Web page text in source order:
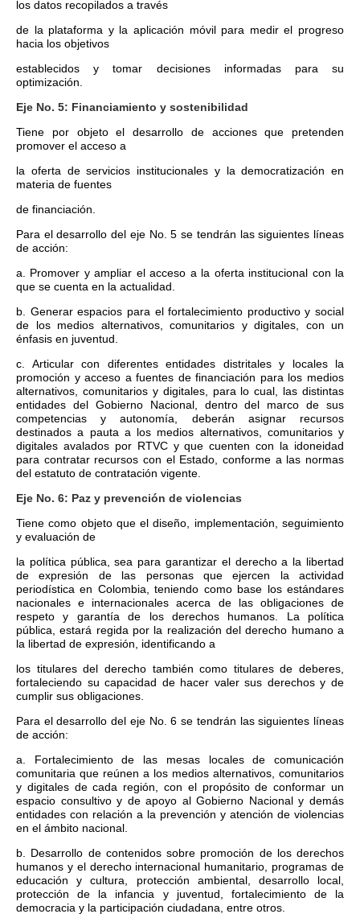
los datos recopilados a través
de la plataforma y la aplicación móvil para medir el progreso
hacia los objetivos
establecidos y tomar decisiones informadas para su
optimización.
Eje No. 5: Financiamiento y sostenibilidad
Tiene por objeto el desarrollo de acciones que pretenden
promover el acceso a
la oferta de servicios institucionales y la democratización en
materia de fuentes
de financiación.
Para el desarrollo del eje No. 5 se tendrán las siguientes líneas
de acción:
a. Promover y ampliar el acceso a la oferta institucional con la
que se cuenta en la actualidad.
b. Generar espacios para el fortalecimiento productivo y social
de los medios alternativos, comunitarios y digitales, con un
énfasis en juventud.
c. Articular con diferentes entidades distritales y locales la
promoción y acceso a fuentes de financiación para los medios
alternativos, comunitarios y digitales, para lo cual, las distintas
entidades del Gobierno Nacional, dentro del marco de sus
competencias y autonomía, deberán asignar recursos
destinados a pauta a los medios alternativos, comunitarios y
digitales avalados por RTVC y que cuenten con la idoneidad
para contratar recursos con el Estado, conforme a las normas
del estatuto de contratación vigente.
Eje No. 6: Paz y prevención de violencias
Tiene como objeto que el diseño, implementación, seguimiento
y evaluación de
la política pública, sea para garantizar el derecho a la libertad
de expresión de las personas que ejercen la actividad
periodística en Colombia, teniendo como base los estándares
nacionales e internacionales acerca de las obligaciones de
respeto y garantía de los derechos humanos. La política
pública, estará regida por la realización del derecho humano a
la libertad de expresión, identificando a
los titulares del derecho también como titulares de deberes,
fortaleciendo su capacidad de hacer valer sus derechos y de
cumplir sus obligaciones.
Para el desarrollo del eje No. 6 se tendrán las siguientes líneas
de acción:
a. Fortalecimiento de las mesas locales de comunicación
comunitaria que reúnen a los medios alternativos, comunitarios
y digitales de cada región, con el propósito de conformar un
espacio consultivo y de apoyo al Gobierno Nacional y demás
entidades con relación a la prevención y atención de violencias
en el ámbito nacional.
b. Desarrollo de contenidos sobre promoción de los derechos
humanos y el derecho internacional humanitario, programas de
educación y cultura, protección ambiental, desarrollo local,
protección de la infancia y juventud, fortalecimiento de la
democracia y la participación ciudadana, entre otros.